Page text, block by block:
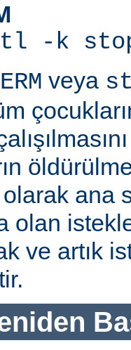
-k
veya
ana
olan
ve artık